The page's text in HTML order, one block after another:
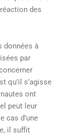
des
données à
par
qu’il s’agisse
ont
peut leur
cas d’une
il suffit